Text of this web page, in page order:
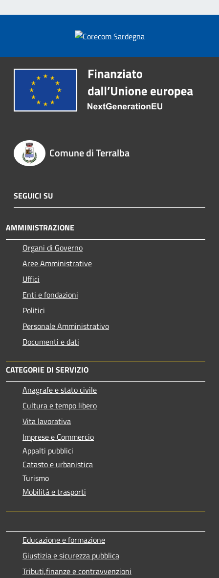
Comune di Terralba
SEGUICI SU
AMMINISTRAZIONE
Organi di Governo
Aree Amministrative
Uffici
Enti e fondazioni
Politici
Personale Amministrativo
Documenti e dati
CATEGORIE DI SERVIZIO
Anagrafe e stato civile
Cultura e tempo libero
Vita lavorativa
Imprese e Commercio
Appalti pubblici
Catasto e urbanistica
Turismo
Mobilità e trasporti
Educazione e formazione
Giustizia e sicurezza pubblica
Tributi,finanze e contravvenzioni